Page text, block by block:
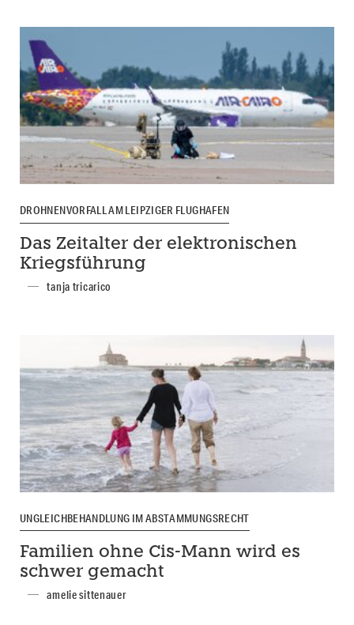
DROHNENVORFALL AM LEIPZIGER FLUGHAFEN
Das Zeitalter der elektronischen
Kriegsführung
tanja tricarico
UNGLEICHBEHANDLUNG IM ABSTAMMUNGSRECHT
Familien ohne Cis-Mann wird es
schwer gemacht
amelie sittenauer